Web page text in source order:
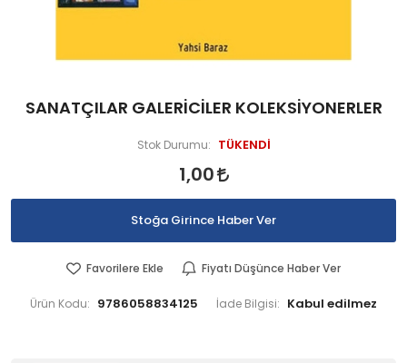
SANATÇILAR GALERİCİLER KOLEKSİYONERLER
Stok Durumu: TÜKENDİ
1,00
Stoğa Girince Haber Ver
Favorilere Ekle Fiyatı Düşünce Haber Ver
Ürün Kodu: 9786058834125 İade Bilgisi: